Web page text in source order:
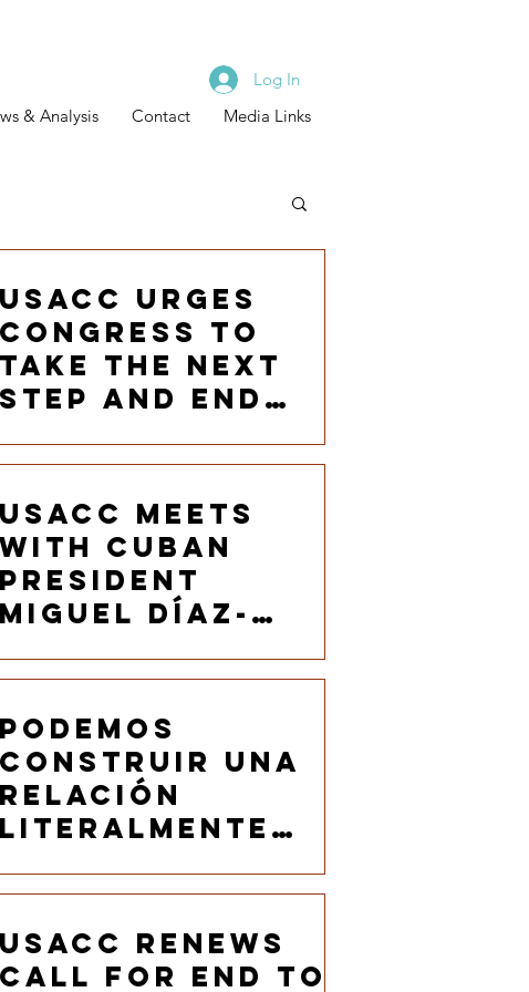
& Analysis Contact Media Links
Log In
USACC Urges
Congress to
Take the Next
Step and End
at one-year
anniversary
USACC meets
with Cuban
President
Miguel Díaz-
advance
Agricultural
Relations
Podemos
construir una
relación
literalmente
USACC RENEWS
CALL FOR END TO